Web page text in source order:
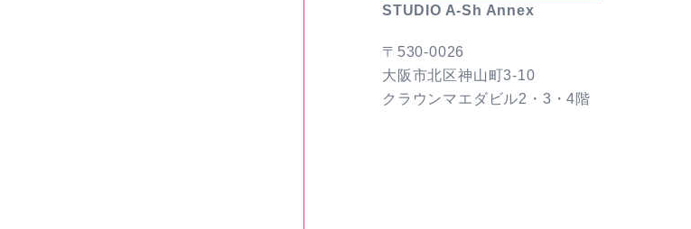
STUDIO A-Sh Annex
〒530-0026
大阪市北区神山町3-10
クラウンマエダビル2・3・4階